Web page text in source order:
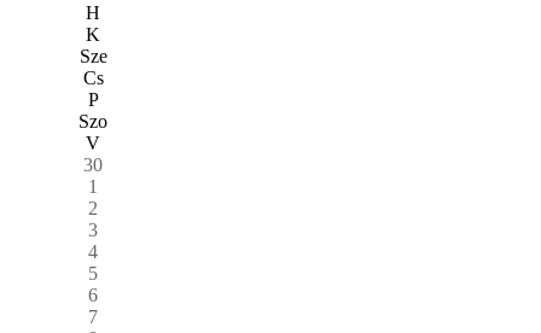
H
K
Sze
Cs
P
Szo
V
30
1
2
3
4
5
6
7